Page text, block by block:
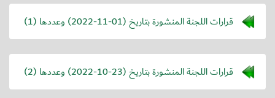
قرارات اللجنة المنشورة بتاريخ (2022-11-01) وعددها (1)
قرارات اللجنة المنشورة بتاريخ (2022-10-23) وعددها (2)